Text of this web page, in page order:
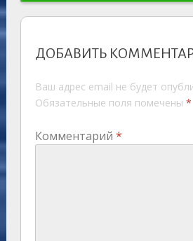
ДОБАВИТЬ
Ваш адрес email не будет
Обязательные поля помечены *
Комментарий *